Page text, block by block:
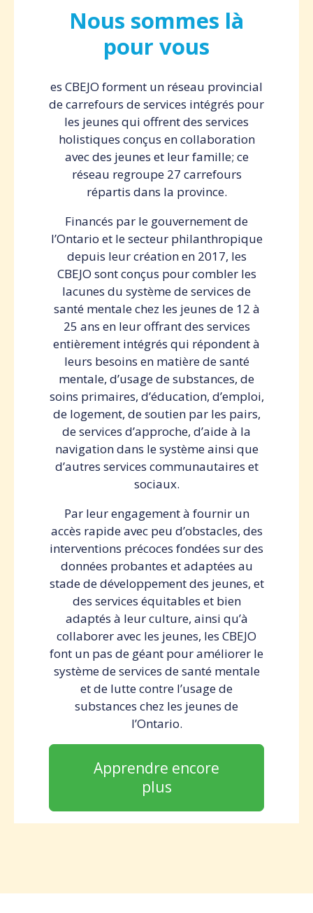
Nous sommes là
pour vous
es CBEJO forment un réseau provincial
de carrefours de services intégrés pour
les jeunes qui offrent des services
holistiques conçus en collaboration
avec des jeunes et leur famille; ce
réseau regroupe 27 carrefours
répartis dans la province.
Financés par le gouvernement de
l’Ontario et le secteur philanthropique
depuis leur création en 2017, les
CBEJO sont conçus pour combler les
lacunes du système de services de
santé mentale chez les jeunes de 12 à
25 ans en leur offrant des services
entièrement intégrés qui répondent à
leurs besoins en matière de santé
mentale, d’usage de substances, de
soins primaires, d’éducation, d’emploi,
de logement, de soutien par les pairs,
de services d’approche, d’aide à la
navigation dans le système ainsi que
d’autres services communautaires et
sociaux.
Par leur engagement à fournir un
accès rapide avec peu d’obstacles, des
interventions précoces fondées sur des
données probantes et adaptées au
stade de développement des jeunes, et
des services équitables et bien
adaptés à leur culture, ainsi qu’à
collaborer avec les jeunes, les CBEJO
font un pas de géant pour améliorer le
système de services de santé mentale
et de lutte contre l’usage de
substances chez les jeunes de
l’Ontario.
Apprendre encore
plus